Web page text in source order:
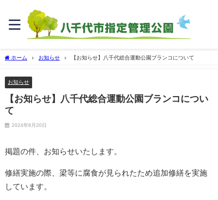
ホーム お知らせ 【お知らせ】八千代総合運動公園ブランコについて
お知らせ
【お知らせ】八千代総合運動公園ブランコについ
て
2024年8月20日
掲題の件、お知らせいたします。
修繕実施の際、梁等に腐食が見られたため追加修繕を実施
しています。